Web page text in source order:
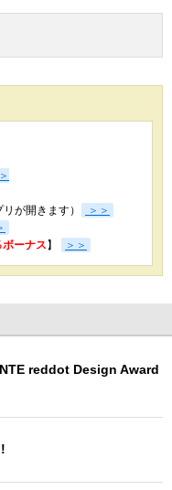
が開きます）
＞＞
ーナス】 ＞＞
reddot Design Award